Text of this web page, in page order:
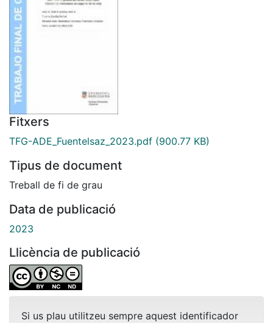
Fitxers
TFG-ADE_Fuentelsaz_2023.pdf (900.77 KB)
Tipus de document
Treball de fi de grau
Data de publicació
2023
Llicència de publicació
Si us plau utilitzeu sempre aquest identificador